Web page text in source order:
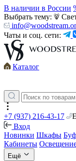
В наличии в России
Выбрать тему:
Чаты и соц. сети:
Каталог
+7 (937) 216-43-17
Вход
Новинки Шкафы
Кабинеты
Ещё